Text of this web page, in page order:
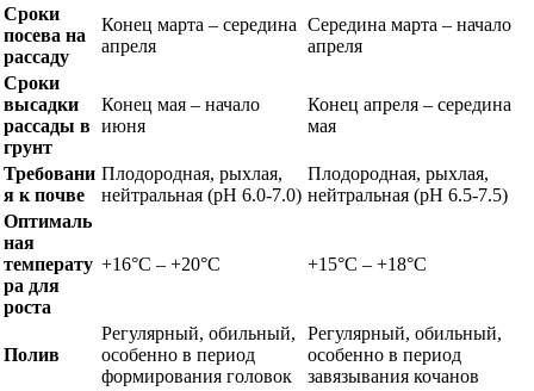
Сроки
посева на
рассаду
Конец марта – середина
апреля
Середина марта – начало
апреля
Сроки
высадки
рассады в
грунт
Конец мая – начало
июня
Конец апреля – середина
мая
Требовани
я к почве
Плодородная, рыхлая,
нейтральная (pH 6.0-7.0)
Плодородная, рыхлая,
нейтральная (pH 6.5-7.5)
Оптималь
ная
температу
ра для
роста
+16°C – +20°C +15°C – +18°C
Полив
Регулярный, обильный,
особенно в период
формирования головок
Регулярный, обильный,
особенно в период
завязывания кочанов